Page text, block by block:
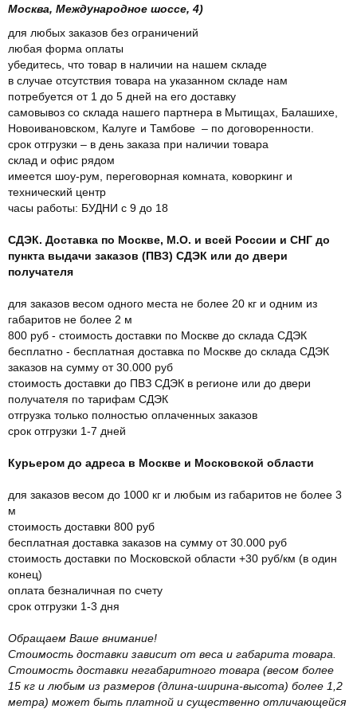
Москва, Международное шоссе, 4)
для любых заказов без ограничений
любая форма оплаты
убедитесь, что товар в наличии на нашем складе
в случае отсутствия товара на указанном складе нам
потребуется от 1 до 5 дней на его доставку
самовывоз со склада нашего партнера в Мытищах, Балашихе,
Новоивановском, Калуге и Тамбове – по договоренности.
срок отгрузки – в день заказа при наличии товара
склад и офис рядом
имеется шоу-рум, переговорная комната, коворкинг и
технический центр
часы работы: БУДНИ с 9 до 18
СДЭК. Доставка по Москве, М.О. и всей России и СНГ до
пункта выдачи заказов (ПВЗ) СДЭК или до двери
получателя
для заказов весом одного места не более 20 кг и одним из
габаритов не более 2 м
800 руб - стоимость доставки по Москве до склада СДЭК
бесплатно - бесплатная доставка по Москве до склада СДЭК
заказов на сумму от 30.000 руб
стоимость доставки до ПВЗ СДЭК в регионе или до двери
получателя по тарифам СДЭК
отгрузка только полностью оплаченных заказов
срок отгрузки 1-7 дней
Курьером до адреса в Москве и Московской области
для заказов весом до 1000 кг и любым из габаритов не более 3
м
стоимость доставки 800 руб
бесплатная доставка заказов на сумму от 30.000 руб
стоимость доставки по Московской области +30 руб/км (в один
конец)
оплата безналичная по счету
срок отгрузки 1-3 дня
Обращаем Ваше внимание!
Стоимость доставки зависит от веса и габарита товара.
Стоимость доставки негабаритного товара (весом более
15 кг и любым из размеров (длина-ширина-высота) более 1,2
метра) может быть платной и существенно отличающейся